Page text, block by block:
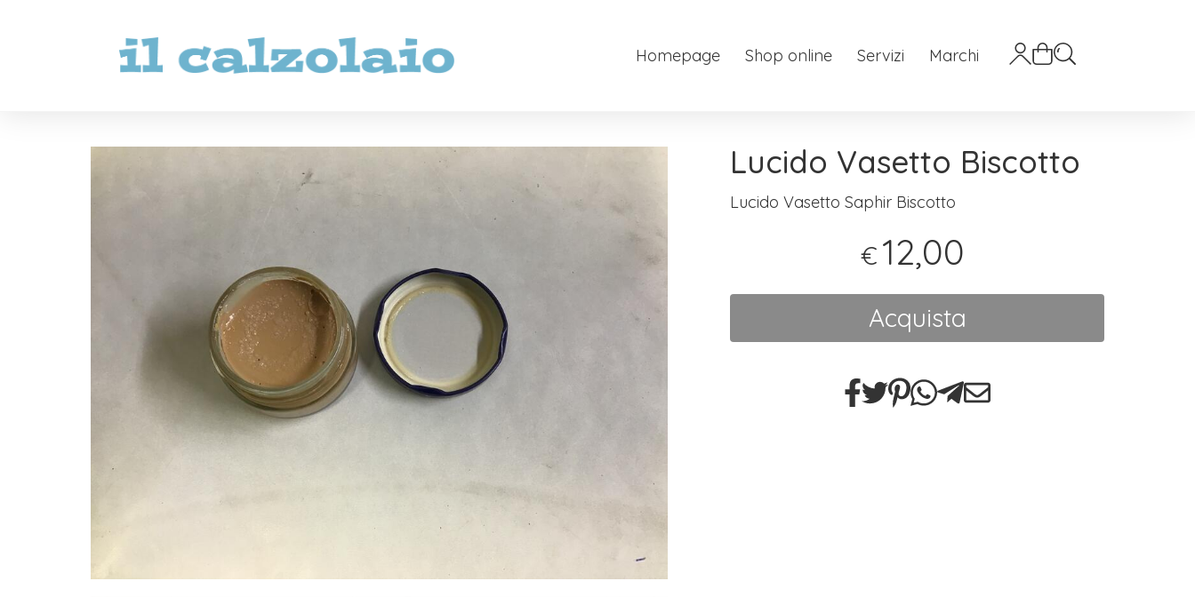
Homepage Shop online Servizi Marchi
Lucido Vasetto Biscotto
Lucido Vasetto Saphir Biscotto
€ 12,00
Acquista